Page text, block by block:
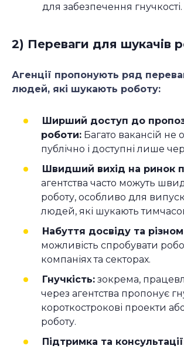
для забезпечення гнучкості.
2) Переваги для шукачів
Агенції пропонують ряд
людей, які шукають роботу:
Ширший доступ до
роботи: Багато вакансій не
публічно і доступні лише
Швидший вихід на ринок
агентства часто можуть
роботу, особливо для
людей, які шукають
Набуття досвіду та
можливість спробувати
компаніях та секторах.
Гнучкість: зокрема,
через агентства пропонує
короткострокові проекти
роботу.
Підтримка та